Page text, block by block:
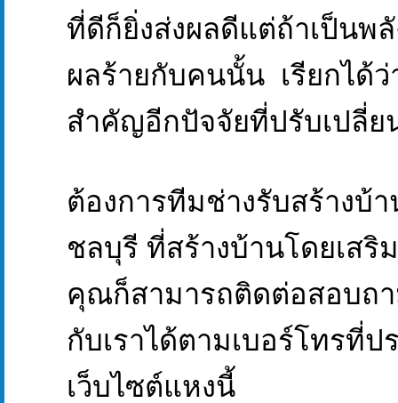
ที่ดีก็ยิ่งส่งผลดีแต่ถ้าเป็นพ
ผลร้ายกับคนนั้น เรียกได้ว่
สำคัญอีกปัจจัยที่ปรับเปลี่
ต้องการทีมช่างรับสร้างบ้
ชลบุรี ที่สร้างบ้านโดยเสริ
คุณก็สามารถติดต่อสอบถ
กับเราได้ตามเบอร์โทรที่
เว็บไซต์แหงนี้